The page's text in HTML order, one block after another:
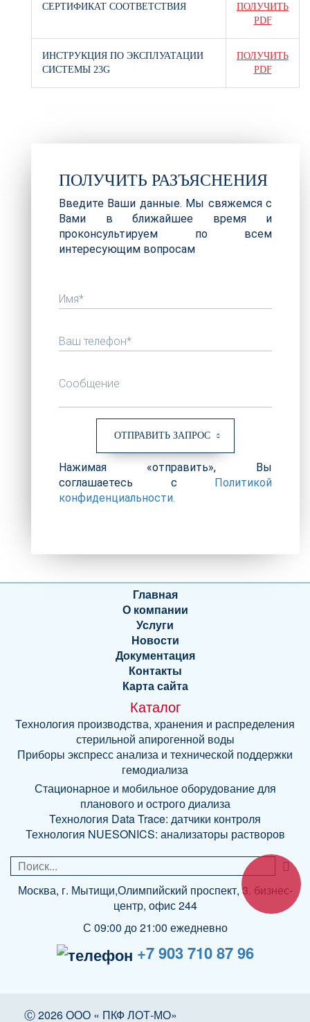
СЕРТИФИКАТ СООТВЕТСТВИЯ
ПОЛУЧИТЬ
PDF
ИНСТРУКЦИЯ ПО ЭКСПЛУАТАЦИИ
СИСТЕМЫ 23G
ПОЛУЧИТЬ
PDF
ПОЛУЧИТЬ РАЗЪЯСНЕНИЯ
Введите Ваши данные. Мы свяжемся с
Вами в ближайшее время и
проконсультируем по всем
интересующим вопросам
Имя*
Ваш телефон*
Сообщение
ОТПРАВИТЬ ЗАПРОС
Нажимая «отправить», Вы
соглашаетесь с Политикой
конфиденциальности.
Главная
О компании
Услуги
Новости
Документация
Контакты
Карта сайта
Каталог
Технология производства, хранения и распределения
стерильной апирогенной воды
Приборы экспресс анализа и технической поддержки
гемодиализа
Стационарное и мобильное оборудование для
планового и острого диализа
Технология Data Trace: датчики контроля
Технология NUESONICS: анализаторы растворов
Москва, г. Мытищи,Олимпийский проспект, 3. бизнес-
центр, офис 244
С 09:00 до 21:00 ежедневно
+7 903 710 87 96
Ⓒ 2026 ООО « ПКФ ЛОТ-МО»